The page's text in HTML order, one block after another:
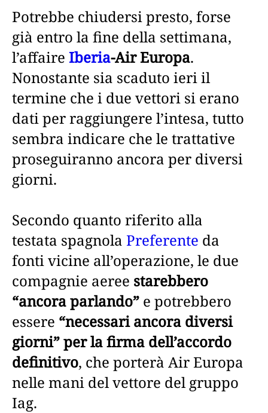
Potrebbe chiudersi presto, forse
già entro la fine della settimana,
l’affaire Iberia-Air Europa.
Nonostante sia scaduto ieri il
termine che i due vettori si erano
dati per raggiungere l’intesa, tutto
sembra indicare che le trattative
proseguiranno ancora per diversi
giorni.
Secondo quanto riferito alla
testata spagnola Preferente da
fonti vicine all’operazione, le due
compagnie aeree starebbero
“ancora parlando” e potrebbero
essere “necessari ancora diversi
giorni” per la firma dell’accordo
definitivo, che porterà Air Europa
nelle mani del vettore del gruppo
Iag.